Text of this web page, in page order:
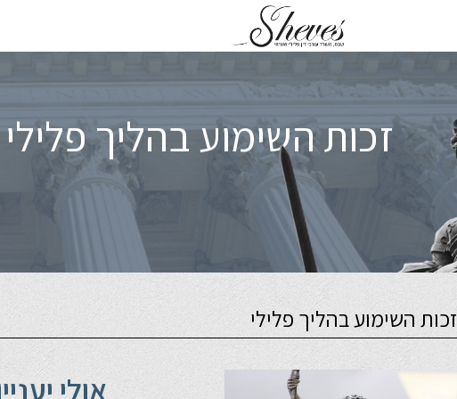
זכות השימוע בהליך פלילי
זכות השימוע בהליך פלילי
אולי